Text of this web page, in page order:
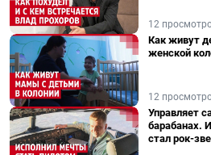
12
Как живут
женской
12
Управляет
барабанах.
стал рок-